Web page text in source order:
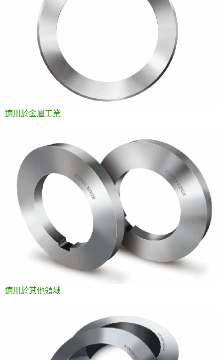
適用於金屬工業
適用於其他領域